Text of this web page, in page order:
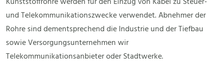
und Telekommunikationszwecke verwendet. Abnehmer der
Rohre sind dementsprechend die Industrie und der Tiefbau
sowie Versorgungsunternehmen wir
Telekommunikationsanbieter oder Stadtwerke.